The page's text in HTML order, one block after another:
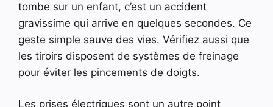
tombe sur un enfant, c’est un accident
gravissime qui arrive en quelques secondes. Ce
geste simple sauve des vies. Vérifiez aussi que
les tiroirs disposent de systèmes de freinage
pour éviter les pincements de doigts.
Les prises électriques sont un autre point